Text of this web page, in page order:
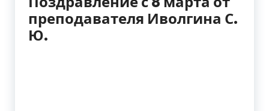
преподавателя Иволгина С.
Ю.